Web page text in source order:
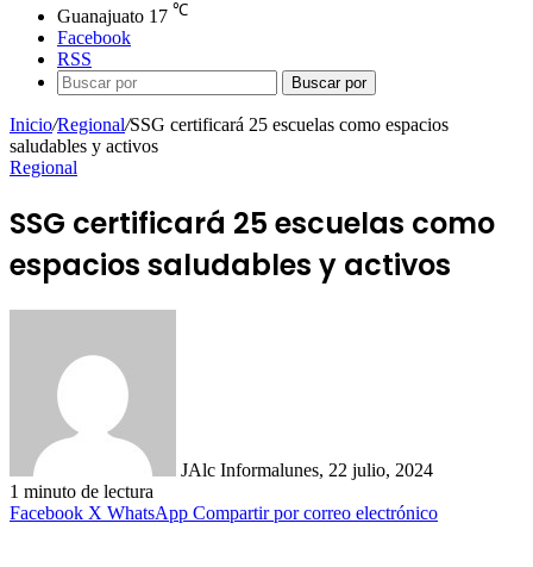
Guanajuato 17 ℃
Facebook
RSS
Buscar por
Inicio/Regional/SSG certificará 25 escuelas como espacios
saludables y activos
Regional
SSG certificará 25 escuelas como
espacios saludables y activos
JAlc Informalunes, 22 julio, 2024
1 minuto de lectura
Facebook X WhatsApp Compartir por correo electrónico